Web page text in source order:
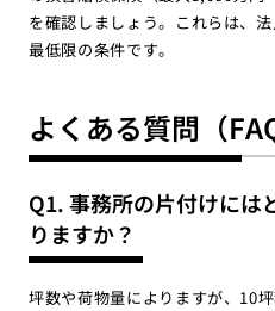
を確認しましょう。これらは、
最低限の条件です。
よくある質問（
Q1. 事務所の片付けには
りますか？
坪数や荷物量によりますが、10